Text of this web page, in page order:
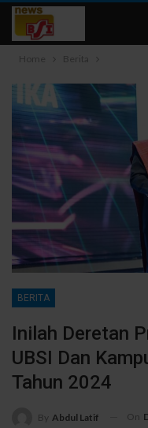
Home Berita
BERITA
Inilah Deretan
UBSI Dan
Tahun 2024
By Abdul Latif On